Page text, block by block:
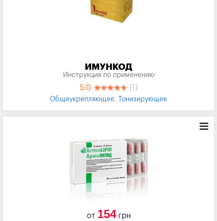
ИМУНКОД
Инструкция по применению
5.0 (1)
Общеукрепляющее, Тонизирующее
от 154грн